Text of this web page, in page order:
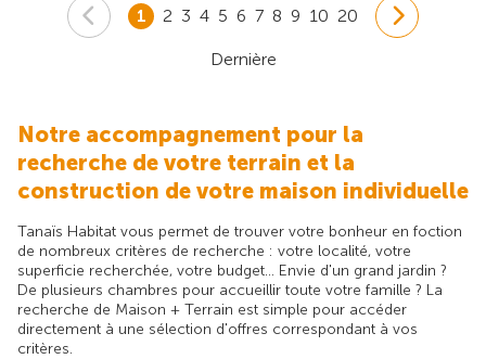
1 2 3 4 5 6 7 8 9 10 20
Dernière
Notre accompagnement pour la
recherche de votre terrain et la
construction de votre maison individuelle
Tanaïs Habitat vous permet de trouver votre bonheur en foction
de nombreux critères de recherche : votre localité, votre
superficie recherchée, votre budget... Envie d'un grand jardin ?
De plusieurs chambres pour accueillir toute votre famille ? La
recherche de Maison + Terrain est simple pour accéder
directement à une sélection d'offres correspondant à vos
critères.